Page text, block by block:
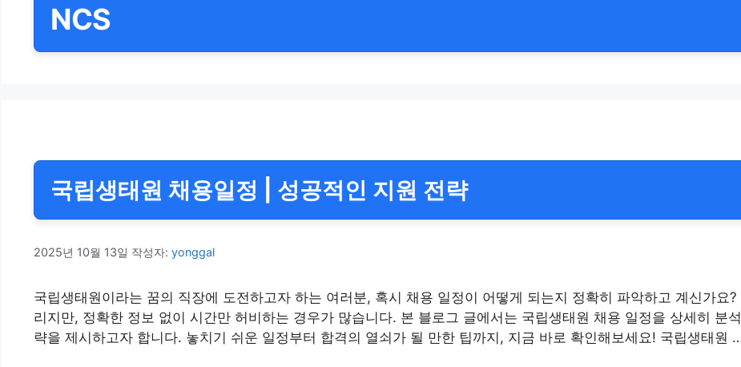
NCS
국립생태원 채용일정 | 성공적인 지원 전략
2025년 10월 13일 작성자: yonggal
국립생태원이라는 꿈의 직장에 도전하고자 하는 여러분, 혹시 채용 일정이 어떻게 되는지 정확히 파악하고 계신가요
리지만, 정확한 정보 없이 시간만 허비하는 경우가 많습니다. 본 블로그 글에서는 국립생태원 채용 일정을 상세히 분
략을 제시하고자 합니다. 놓치기 쉬운 일정부터 합격의 열쇠가 될 만한 팁까지, 지금 바로 확인해보세요! 국립생태원